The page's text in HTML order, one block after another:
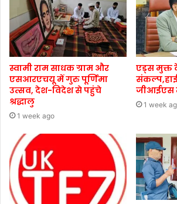
स्वामी राम साधक ग्राम और
एसआरएचयू में गुरु पूर्णिमा
उत्सव, देश-विदेश से पहुंचे
श्रद्धालु
1 week ago
एड्स मुक्त
संकल्प,हाई
जीआईएस
1 week